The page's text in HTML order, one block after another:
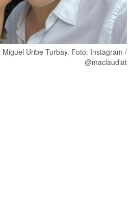
Uribe Turbay. Foto: Instagram /
@maclaudiat